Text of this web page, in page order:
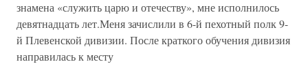
знамена «служить царю и отечеству», мне исполнилось
девятнадцать лет.Меня зачислили в 6-й пехотный полк 9-
й Плевенской дивизии. После краткого обучения дивизия
направилась к месту